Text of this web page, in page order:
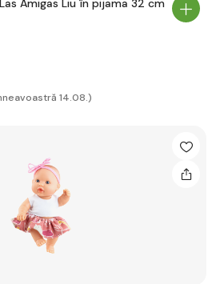
Las Amigas Liu în pijama 32 cm
14.08.)